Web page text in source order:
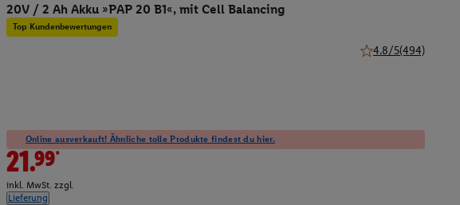
20V / 2 Ah Akku »PAP 20 B1«, mit Cell Balancing
Top Kundenbewertungen
4.8/5(494)
Online ausverkauft! Ähnliche tolle Produkte findest du hier.
21.99*
inkl. MwSt. zzgl.
Lieferung